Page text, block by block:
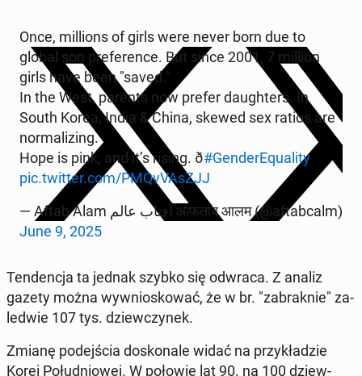
Once, mil­lions of girls were never born due to
global son pref­er­ence. But since 2001, 7 million
girls have been "saved."
In the West, parents now prefer daugh­ters. In
South Korea, India & China, skewed sex ratios are
nor­mal­iz­ing.
Hope is pink, and it’s rising. ð#Gen­derEqual­i­ty
pic.twitter.com/PMQv­VAsZJJ
— Aftab Alam آفتاب عالم आफ़ताब आलम (@aftab­calm)
June 9, 2025
Ten­denc­ja ta jednak szybko się odwraca. Z analiz
gazety można wywnioskować, że w br. "zabraknie" za­
led­wie 107 tys. dziew­czynek.
Zmianę pode­jś­cia doskonale widać na przykładzie
Korei Połud­niowej. W połowie lat 90. na 100 dziew­